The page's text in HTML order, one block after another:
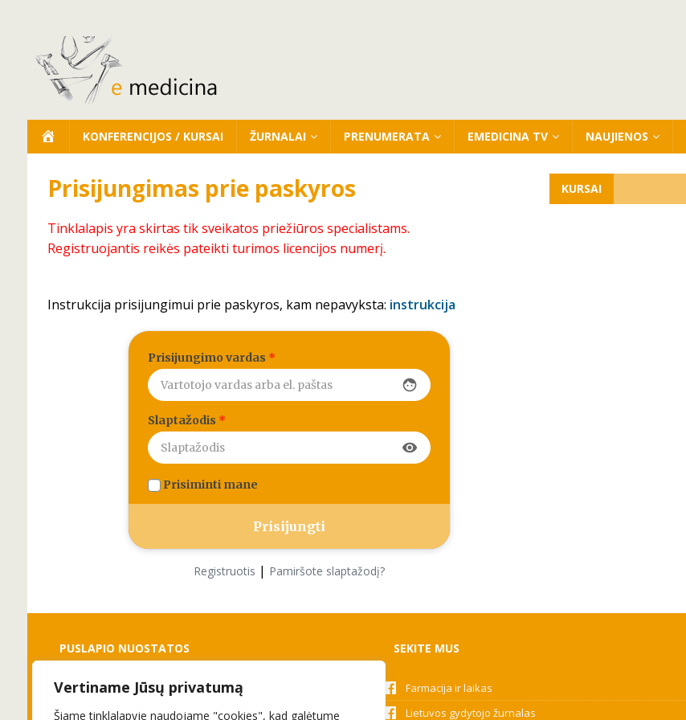
Vertiname Jūsų privatumą
Šiame tinklalapyje naudojame "cookies", kad galėtume
KONFERENCIJOS / KURSAI ŽURNALAI PRENUMERATA EMEDICINA TV NAUJIENOS
Prisijungimas prie paskyros
Tinklalapis yra skirtas tik sveikatos priežiūros specialistams.
Registruojantis reikės pateikti turimos licencijos numerį.
Instrukcija prisijungimui prie paskyros, kam nepavyksta: instrukcija
Prisijungimo vardas *
face
Slaptažodis *
visibility
Prisiminti mane
Registruotis | Pamiršote slaptažodį?
KURSAI
PUSLAPIO NUOSTATOS
Slapukai
Privatumo politika
SEKITE MUS
Farmacija ir laikas
Lietuvos gydytojo žurnalas